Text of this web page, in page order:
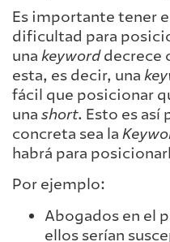
Es importante tener
dificultad para
una keyworddecrece
esta, es decir, una
fácil que posicionar
una short. Esto es así
concreta sea la
habrá para
Por ejemplo:
Abogados en el
ellos serían